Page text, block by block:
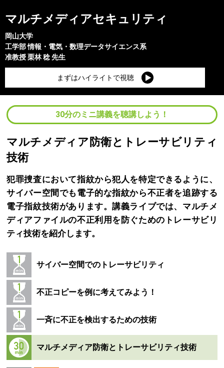
マルチメディアセキュリティ
岡山大学
工学部情報・電気・数理データサイエンス系
准教授栗林 稔先生
まずはハイライトで視聴
30分のミニ講義を聴講しよう！
マルチメディア防衛とトレーサビリティ
技術
犯罪捜査において指紋から犯人を特定できるように、
サイバー空間でも電子的な指紋から不正者を追跡する
電子指紋技術があります。講義ライブでは、マルチメ
ディアファイルの不正利用を防ぐためのトレーサビリ
ティ技術を紹介します。
サイバー空間でのトレーサビリティ
不正コピーを例に考えてみよう！
一斉に不正を検出するための技術
マルチメディア防衛とトレーサビリティ技術